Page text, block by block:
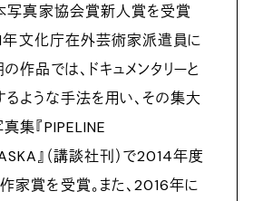
真家協会賞新人賞を受賞
年文化庁在外芸術家派遣員に
作品では、ドキュメンタリーと
るような手法を用い、その集大
集『PIPELINE
』（講談社刊）で2014年度
家賞を受賞。また、2016年に